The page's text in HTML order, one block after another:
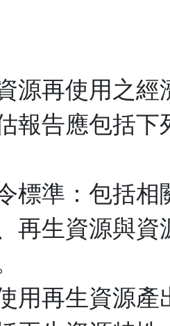
源再使用之經
報告應包括下
標準：包括相
再生資源與資
用再生資源產